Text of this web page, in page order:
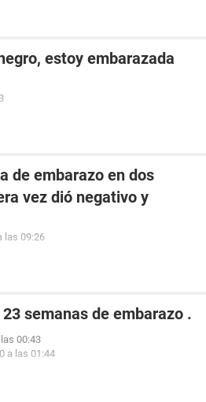
estoy embarazada
de embarazo en dos
vez dió negativo y
las 09:26
semanas de embarazo .
00:43
a las 01:44